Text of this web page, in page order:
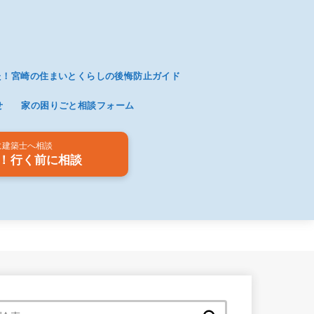
宮崎の住まいとくらしの後悔防止ガイド
家の困りごと相談フォーム
築士へ相談
行く前に相談